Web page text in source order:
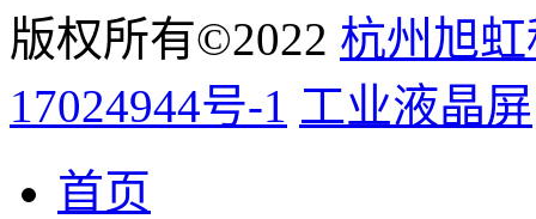
版权所有©2022 杭州旭
17024944号-1 工业液晶屏
首页